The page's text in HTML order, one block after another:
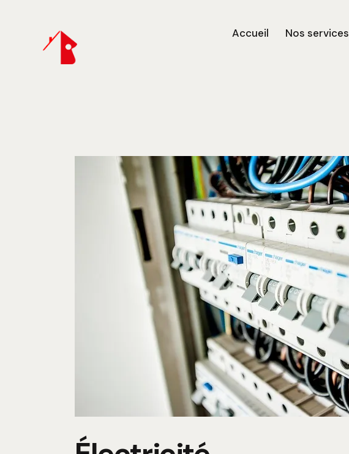
Accueil Nos services